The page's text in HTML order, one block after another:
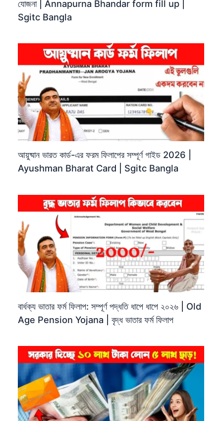
যোজনা | Annapurna Bhandar form fill up |
Sgitc Bangla
আয়ুষ্মান ভারত কার্ড-এর ফরম ফিলাপের সম্পূর্ণ গাইড 2026 |
Ayushman Bharat Card | Sgitc Bangla
বার্ধক্য ভাতার ফর্ম ফিলাপ: সম্পূর্ণ পদ্ধতি ধাপে ধাপে ২০২৬ | Old
Age Pension Yojana | বৃদ্ধ ভাতার ফর্ম ফিলাপ